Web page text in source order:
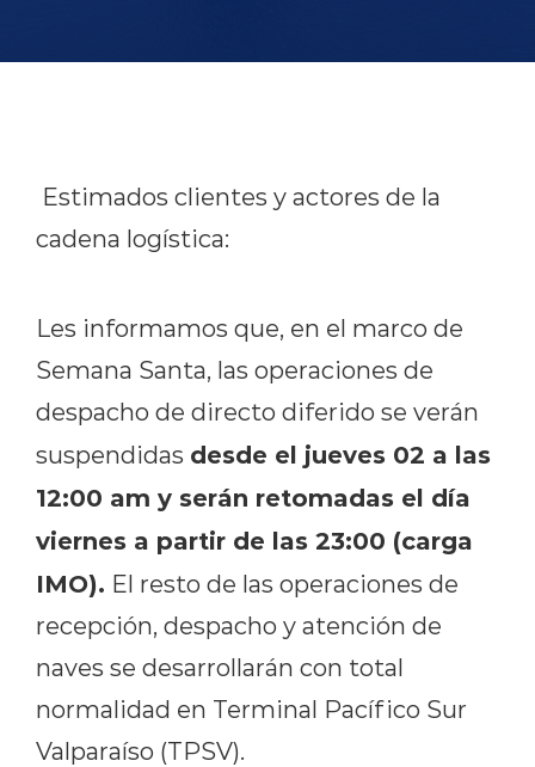
Estimados clientes y actores de la
cadena logística:
Les informamos que, en el marco de
Semana Santa, las operaciones de
despacho de directo diferido se verán
suspendidas desde el jueves 02 a las
12:00 am y serán retomadas el día
viernes a partir de las 23:00 (carga
IMO). El resto de las operaciones de
recepción, despacho y atención de
naves se desarrollarán con total
normalidad en Terminal Pacífico Sur
Valparaíso (TPSV).